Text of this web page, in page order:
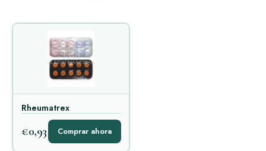
Rheumatrex
€0,93 Comprar ahora